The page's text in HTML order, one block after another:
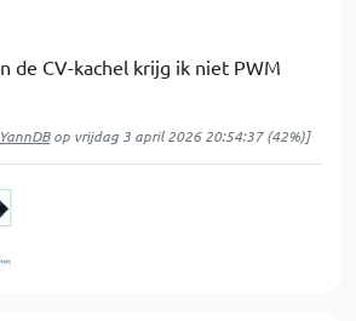
de CV-kachel krijg ik niet PWM
YannDBop vrijdag 3 april 2026 20:54:37(42%)]